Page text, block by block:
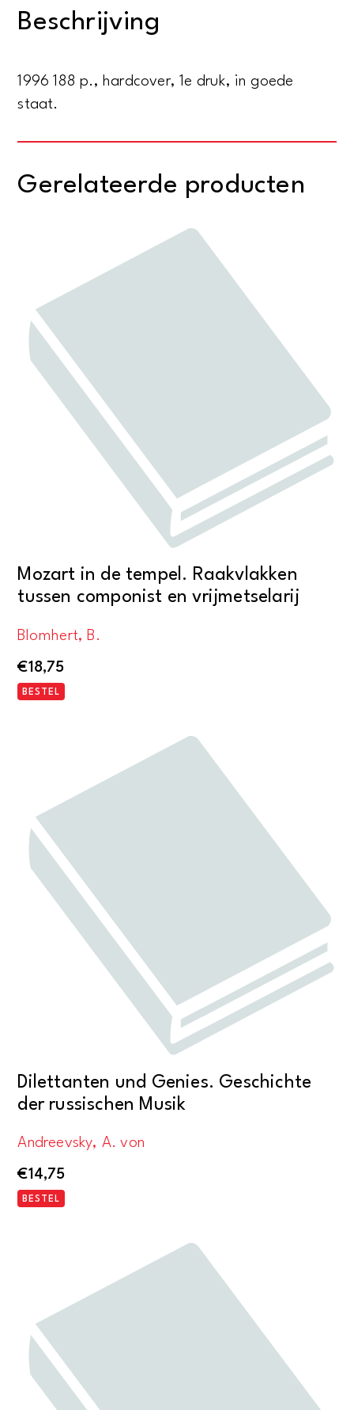
2
Beschrijving
1996 188 p., hardcover, 1e druk, in goede
staat.
Gerelateerde producten
Mozart in de tempel. Raakvlakken
tussen componist en vrijmetselarij
Blomhert, B.
€18,75
BESTEL
Dilettanten und Genies. Geschichte
der russischen Musik
Andreevsky, A. von
€14,75
BESTEL